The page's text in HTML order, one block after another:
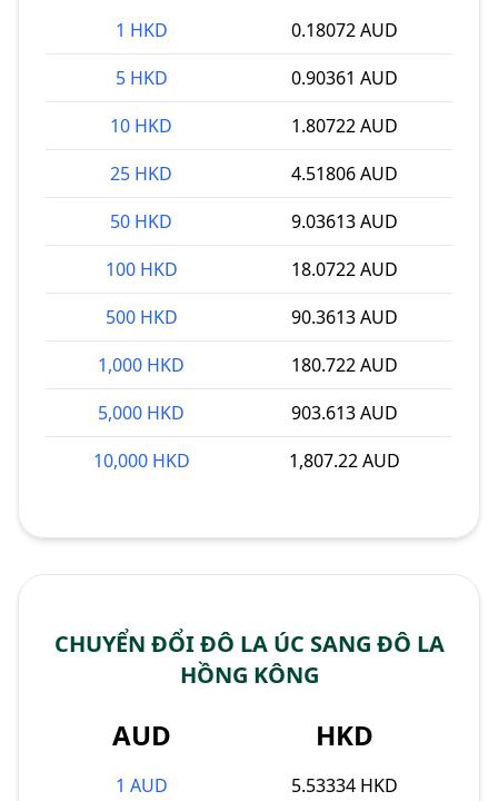
1 HKD
0.18072 AUD
5 HKD
0.90361 AUD
10 HKD
1.80722 AUD
25 HKD
4.51806 AUD
50 HKD
9.03613 AUD
100 HKD
18.0722 AUD
500 HKD
90.3613 AUD
1,000 HKD
180.722 AUD
5,000 HKD
903.613 AUD
10,000 HKD
1,807.22 AUD
CHUYỂN ĐỔI ĐÔ LA ÚC SANG ĐÔ LA
HỒNG KÔNG
AUD HKD
1 AUD
5.53334 HKD